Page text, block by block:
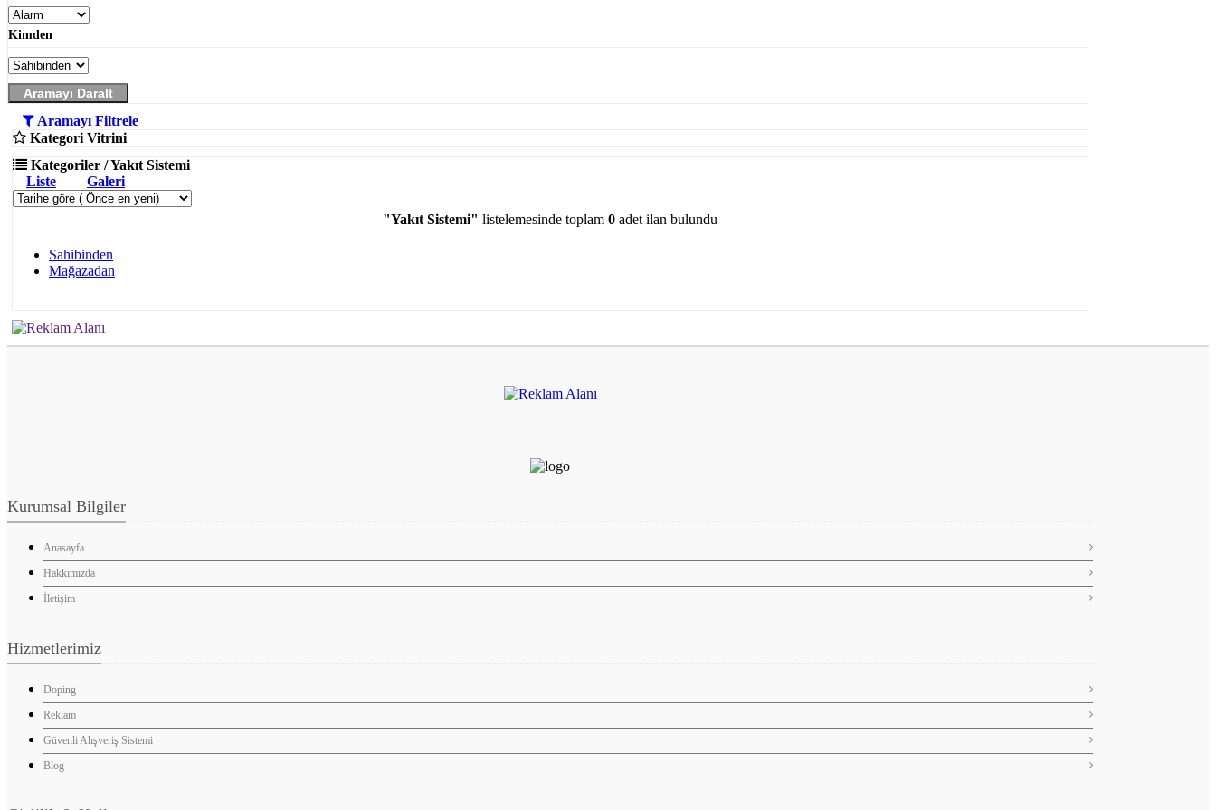
Kimden
Aramayı Daralt
Aramayı Filtrele
Kategori Vitrini
Kategoriler / Yakıt Sistemi
Liste
Galeri
"Yakıt Sistemi" listelemesinde toplam 0 adet ilan bulundu
Sahibinden
Mağazadan
Kurumsal Bilgiler
Anasayfa
Hakkımızda
İletişim
Hizmetlerimiz
Doping
Reklam
Güvenli Alışveriş Sistemi
Blog